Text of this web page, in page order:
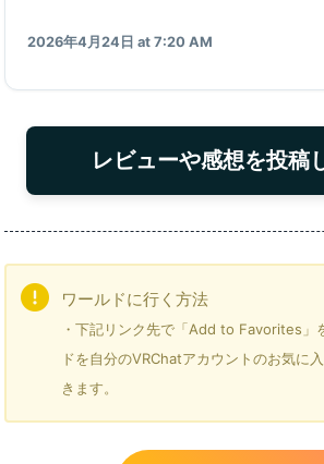
2026年4月24日 at 7:20 AM
レビューや感想を投稿
ワールドに行く方法
・下記リンク先で「Add to Favorites」
ドを自分のVRChatアカウントのお気に
きます。